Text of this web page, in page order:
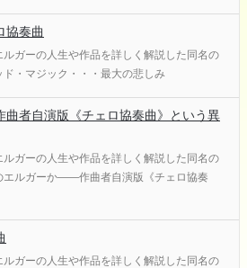
協奏曲
ガーの人生や作品を詳しく解説した同名の
・マジック・・・最大の悲しみ
者自演版《チェロ協奏曲》という異
ガーの人生や作品を詳しく解説した同名の
エルガーか――作曲者自演版《チェロ協奏
ガーの人生や作品を詳しく解説した同名の